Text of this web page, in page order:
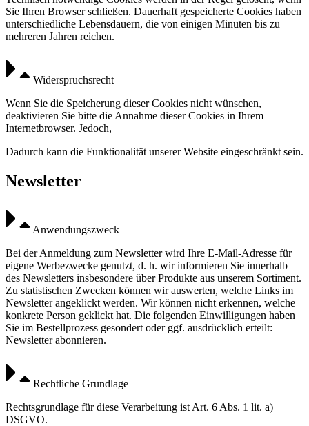
Sie Ihren Browser schließen. Dauerhaft gespeicherte Cookies haben
unterschiedliche Lebensdauern, die von einigen Minuten bis zu
mehreren Jahren reichen.
Widerspruchsrecht
Wenn Sie die Speicherung dieser Cookies nicht wünschen,
deaktivieren Sie bitte die Annahme dieser Cookies in Ihrem
Internetbrowser. Jedoch,
Dadurch kann die Funktionalität unserer Website eingeschränkt sein.
Newsletter
Anwendungszweck
Bei der Anmeldung zum Newsletter wird Ihre E-Mail-Adresse für
eigene Werbezwecke genutzt, d. h. wir informieren Sie innerhalb
des Newsletters insbesondere über Produkte aus unserem Sortiment.
Zu statistischen Zwecken können wir auswerten, welche Links im
Newsletter angeklickt werden. Wir können nicht erkennen, welche
konkrete Person geklickt hat. Die folgenden Einwilligungen haben
Sie im Bestellprozess gesondert oder ggf. ausdrücklich erteilt:
Newsletter abonnieren.
Rechtliche Grundlage
Rechtsgrundlage für diese Verarbeitung ist Art. 6 Abs. 1 lit. a)
DSGVO.